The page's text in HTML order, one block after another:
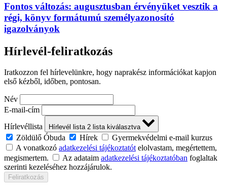
Fontos változás: augusztusban érvényüket vesztik a
régi, könyv formátumú személyazonosító
igazolványok
Hírlevél-feliratkozás
Iratkozzon fel hírlevelünkre, hogy naprakész információkat kapjon
első kézből, időben, pontosan.
Név
E-mail-cím
Hírlevéllista
Hírlevél lista 2 lista kiválasztva
Zöldülő Óbuda Hírek
Gyermekvédelmi e-mail kurzus
A vonatkozó adatkezelési tájékoztatótelolvastam, megértettem,
megismertem.
Az adataim adatkezelési tájékoztatóban foglaltak
szerinti kezeléséhez hozzájárulok.
Feliratkozás